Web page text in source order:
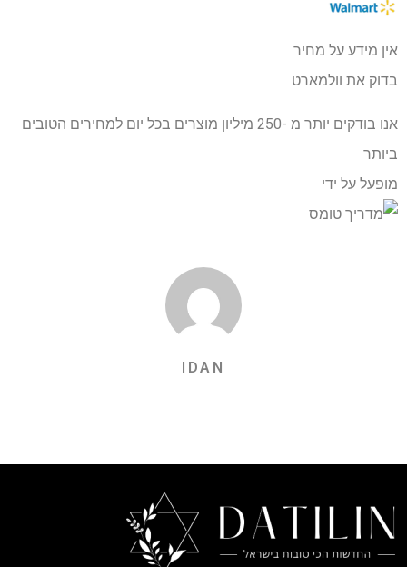
אין מידע על מחיר
בדוק את וולמארט
אנו בודקים יותר מ -250 מיליון מוצרים בכל יום למחירים הטובים
ביותר
מופעל על ידי
IDAN